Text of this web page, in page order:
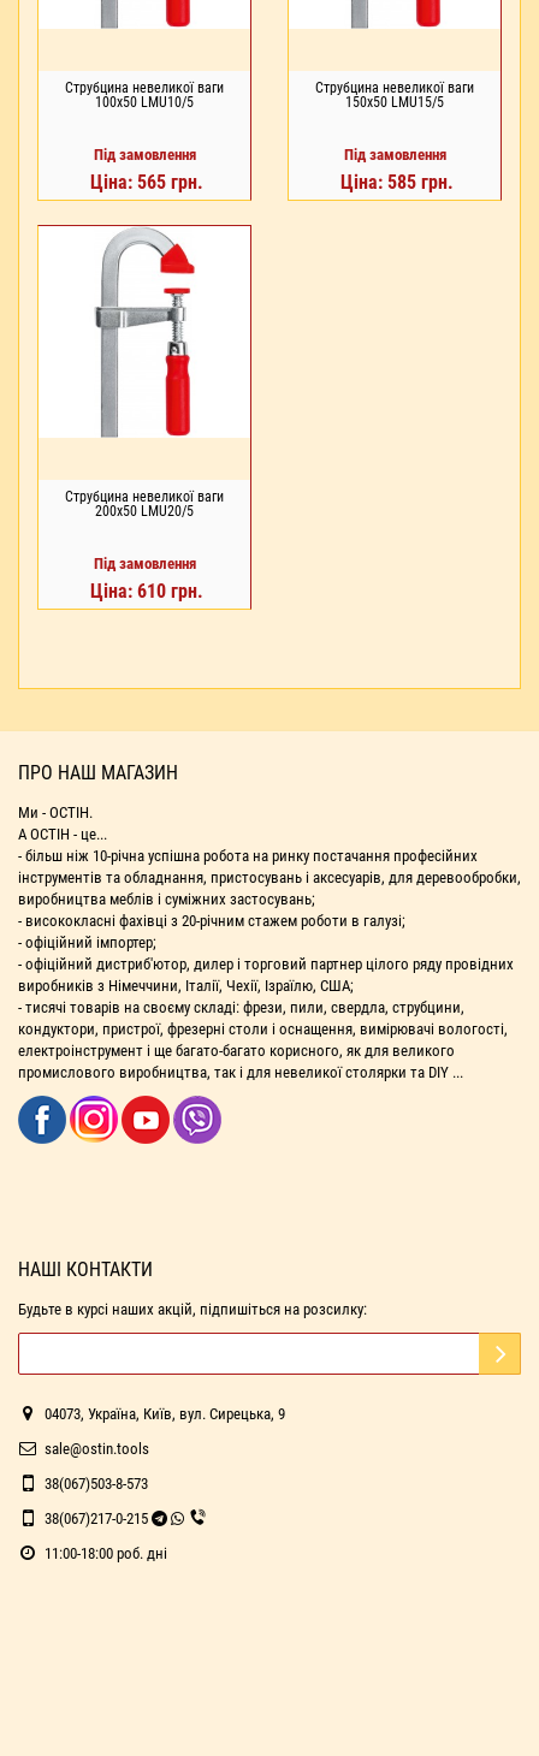
Струбцина невеликої ваги
100x50 LMU10/5
Під замовлення
Ціна: 565 грн.
Струбцина невеликої ваги
150x50 LMU15/5
Під замовлення
Ціна: 585 грн.
Струбцина невеликої ваги
200x50 LMU20/5
Під замовлення
Ціна: 610 грн.
ПРО НАШ МАГАЗИН
Ми - ОСТІН.
А ОСТІН - це...
- більш ніж 10-річна успішна робота на ринку постачання професійних
інструментів та обладнання, пристосувань і аксесуарів, для деревообробки,
виробництва меблів і суміжних застосувань;
- висококласні фахівці з 20-річним стажем роботи в галузі;
- офіційний імпортер;
- офіційний дистриб'ютор, дилер і торговий партнер цілого ряду провідних
виробників з Німеччини, Італії, Чехії, Ізраїлю, США;
- тисячі товарів на своєму складі: фрези, пили, свердла, струбцини,
кондуктори, пристрої, фрезерні столи і оснащення, вимірювачі вологості,
електроінструмент і ще багато-багато корисного, як для великого
промислового виробництва, так і для невеликої столярки та DIY ...
НАШІ КОНТАКТИ
Будьте в курсі наших акцій, підпишіться на розсилку:
04073, Україна, Київ, вул. Сирецька, 9
sale@ostin.tools
38(067)503-8-573
38(067)217-0-215
11:00-18:00 роб. дні